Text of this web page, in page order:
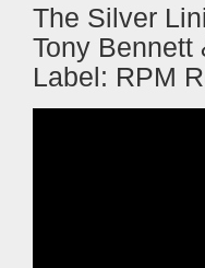
The Silver
Tony Bennett
Label: RPM